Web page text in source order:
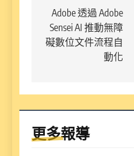
章
導
Adobe 透過 Adobe
Sensei AI 推動無障
礙數位文件流程自
動化
更多報導